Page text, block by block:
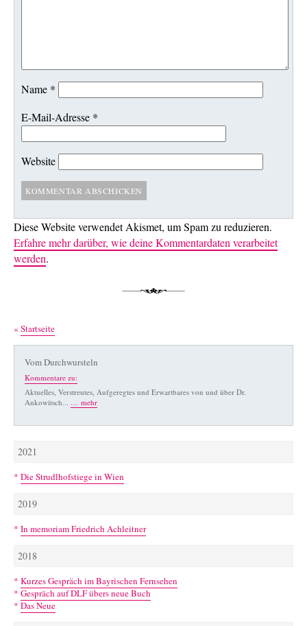
Name *
E-Mail-Adresse *
Website
Diese Website verwendet Akismet, um Spam zu reduzieren.
Erfahre mehr darüber, wie deine Kommentardaten verarbeitet
werden.
« Startseite
Vom Durchwursteln
Kommentare zu:
Aktuelles, Verstreutes, Aufgeregtes und Erwartbares von und über Dr.
Ankowitsch...
… mehr
2021
* Die Strudlhofstiege in Wien
2019
* In memoriam Friedrich Achleitner
2018
* Kurzes Gespräch im Bayrischen Fernsehen
* Gespräch auf DLF übers neue Buch
* Das Neue